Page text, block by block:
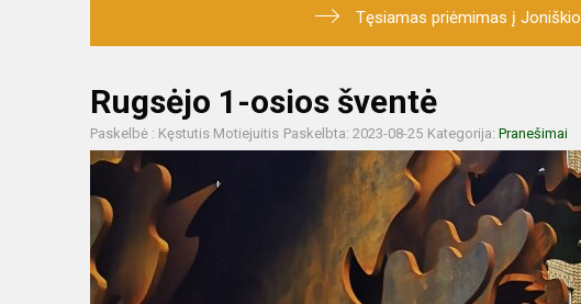
Tęsiamas priėmimas į
Rugsėjo 1-osios šventė
Paskelbė : Kęstutis Motiejuitis Paskelbta: 2023-08-25 Kategorija: Pranešimai